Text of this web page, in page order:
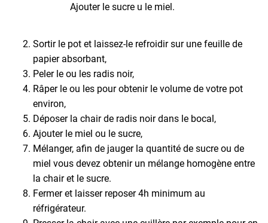
Ajouter le sucre u le miel.
Sortir le pot et laissez-le refroidir sur une feuille de
papier absorbant,
Peler le ou les radis noir,
Râper le ou les pour obtenir le volume de votre pot
environ,
Déposer la chair de radis noir dans le bocal,
Ajouter le miel ou le sucre,
Mélanger, afin de jauger la quantité de sucre ou de
miel vous devez obtenir un mélange homogène entre
la chair et le sucre.
Fermer et laisser reposer 4h minimum au
réfrigérateur.